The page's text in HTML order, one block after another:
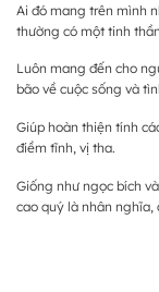
Ai đó mang trên mình
thường có một tinh
Luôn mang đến cho
bão về cuộc sống và
Giúp hoàn thiện tính
điềm tĩnh, vị tha.
Giống như ngọc bích
cao quý là nhân nghĩa,